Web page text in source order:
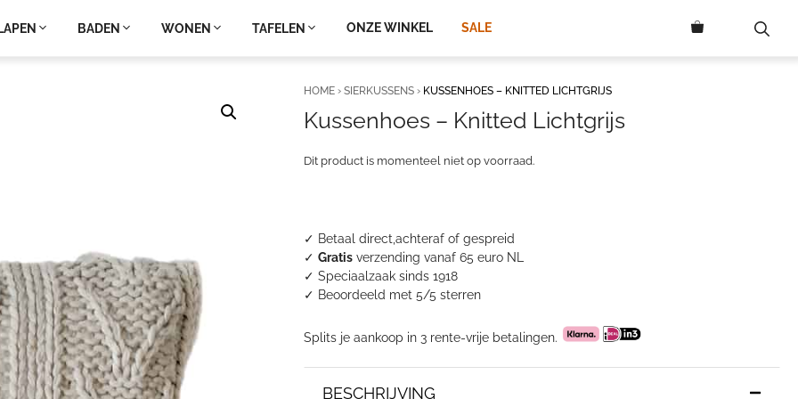
BADEN WONEN TAFELEN ONZE WINKEL SALE
✓ Betaal direct,achteraf of gespreid
✓Gratis verzending vanaf 65 euro NL
✓ Speciaalzaak sinds 1918
✓ Beoordeeld met 5/5 sterren
Splits je aankoop in 3 rente-vrije betalingen.
HOME ›SIERKUSSENS › KUSSENHOES – KNITTED LICHTGRIJS
BESCHRIJVING
Kussenhoes – Knitted Lichtgrijs
Dit product is momenteel niet op voorraad.